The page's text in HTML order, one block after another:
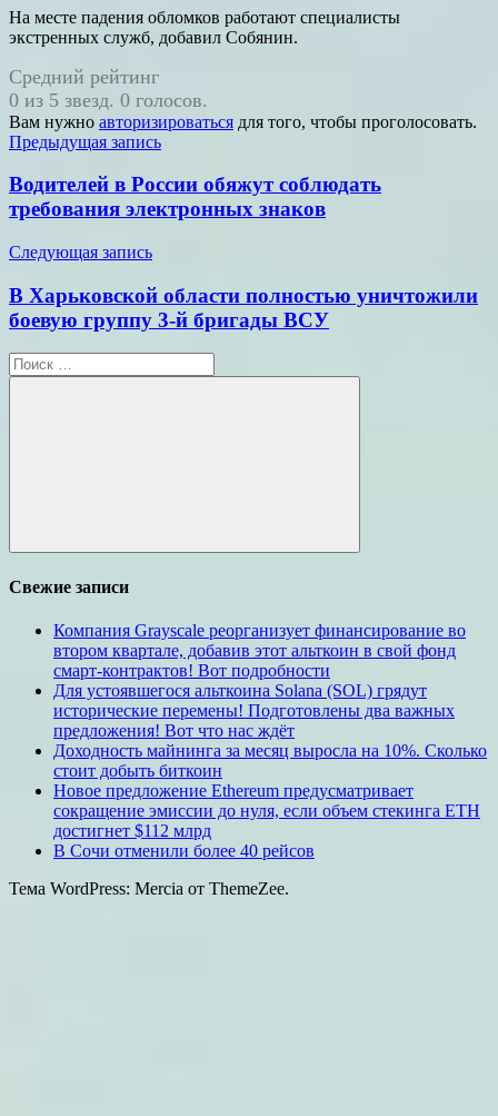
На месте падения обломков работают специалисты
экстренных служб, добавил Собянин.
Средний рейтинг
0 из 5 звезд. 0 голосов.
Вам нужно авторизироваться для того, чтобы проголосовать.
Навигация
по
записям
Предыдущая запись
Водителей в России обяжут соблюдать
требования электронных знаков
Следующая запись
В Харьковской области полностью уничтожили
боевую группу 3-й бригады ВСУ
Поиск
для:
Поиск
Свежие записи
Компания Grayscale реорганизует финансирование во
втором квартале, добавив этот альткоин в свой фонд
смарт-контрактов! Вот подробности
Для устоявшегося альткоина Solana (SOL) грядут
исторические перемены! Подготовлены два важных
предложения! Вот что нас ждёт
Доходность майнинга за месяц выросла на 10%. Сколько
стоит добыть биткоин
Новое предложение Ethereum предусматривает
сокращение эмиссии до нуля, если объем стекинга ETH
достигнет $112 млрд
В Сочи отменили более 40 рейсов
Тема WordPress: Mercia от ThemeZee.